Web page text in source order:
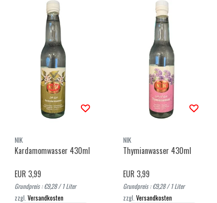
NIK
Kardamomwasser 430ml
EUR 3,99
Grundpreis : €9,28 / 1 Liter
zzgl. Versandkosten
NIK
Thymianwasser 430ml
EUR 3,99
Grundpreis : €9,28 / 1 Liter
zzgl. Versandkosten